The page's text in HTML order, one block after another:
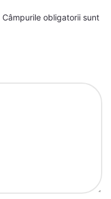
Câmpurile obligatorii sunt